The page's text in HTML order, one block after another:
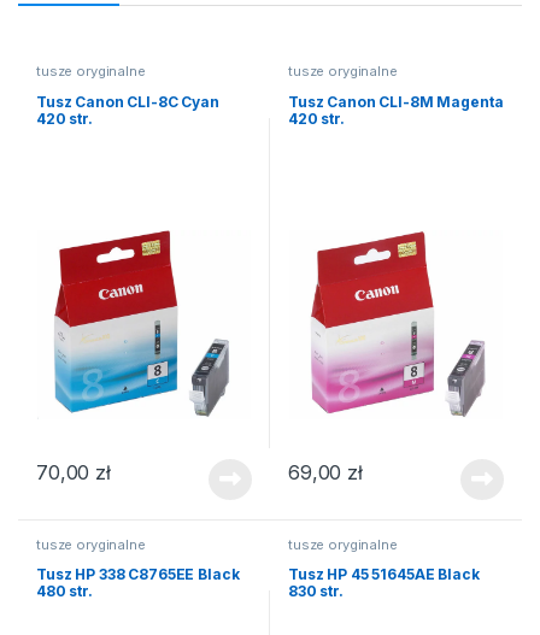
tusze oryginalne
Tusz Canon CLI-8C Cyan
420 str.
70,00 zł
tusze oryginalne
Tusz Canon CLI-8M Magenta
420 str.
69,00 zł
tusze oryginalne
Tusz HP 338 C8765EE Black
480 str.
tusze oryginalne
Tusz HP 45 51645AE Black
830 str.